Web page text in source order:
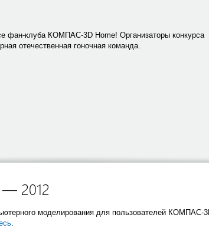
фан-клуба КОМПАС-3D Home! Организаторы конкурса
отечественная гоночная команда.
2012
моделирования для пользователей КОМПАС-
.